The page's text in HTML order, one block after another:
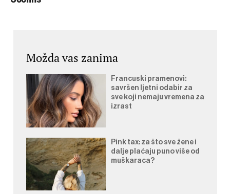
Možda vas zanima
Francuski pramenovi:
savršen ljetni odabir za
sve koji nemaju vremena za
izrast
Pink tax: za što sve žene i
dalje plaćaju puno više od
muškaraca?